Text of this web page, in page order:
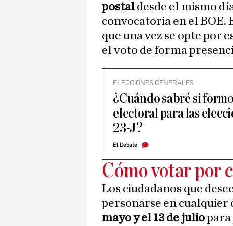
postal desde el mismo
convocatoria en el
que una vez se opte por
el voto de forma
ELECCIONES GENERALES
¿Cuándo sabré si
electoral para las
23-J?
El Debate
Cómo votar por
Los ciudadanos que
personarse en cualquier
mayo y el 13 de juliopara